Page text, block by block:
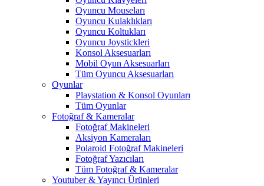
Oyuncu Mouseları
Oyuncu Kulaklıkları
Oyuncu Koltukları
Oyuncu Joystickleri
Konsol Aksesuarları
Mobil Oyun Aksesuarları
Tüm Oyuncu Aksesuarları
Oyunlar
Playstation & Konsol Oyunları
Tüm Oyunlar
Fotoğraf & Kameralar
Fotoğraf Makineleri
Aksiyon Kameraları
Polaroid Fotoğraf Makineleri
Fotoğraf Yazıcıları
Tüm Fotoğraf & Kameralar
Youtuber & Yayıncı Ürünleri